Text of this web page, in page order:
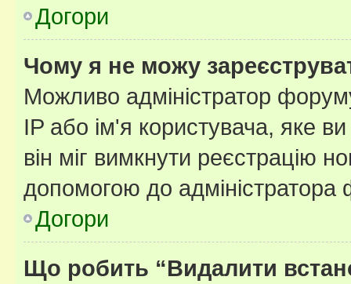
Догори
Чому я не можу
Можливо адміністратор
IP або ім'я користувача, яке
він міг вимкнути реєстрацію
допомогою до адміністратора
Догори
Що робить “Видалити